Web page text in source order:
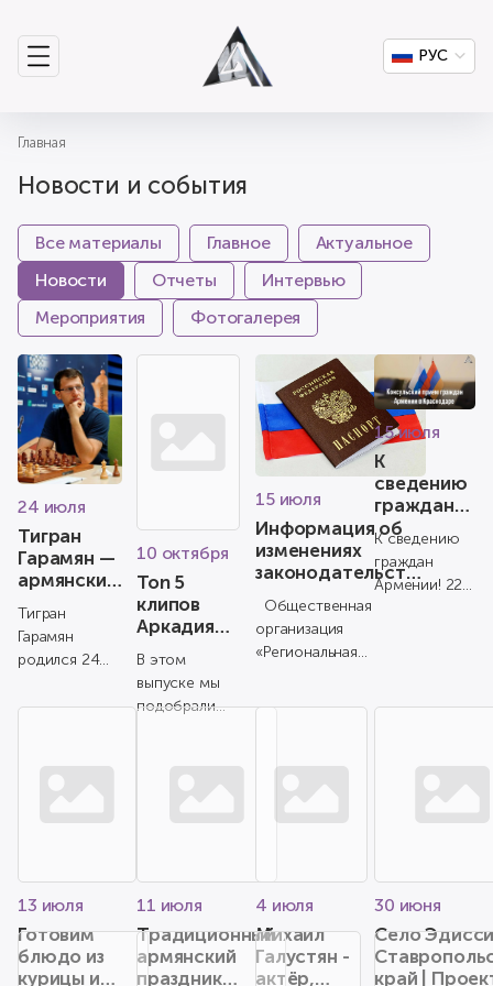
РУС
Главная
Новости и события
Все материалы Главное
Актуальное
Новости
Отчеты
Интервью
Мероприятия
Фотогалерея
24 июля
Тигран
Гарамян —
армянский
шахматист
Тигран
Гарамян
родился 24
года в
10 октября
Ton 5
клипов
Аркадия
Думикяна
В этом
выпуске мы
подобрали
15 июля
Информация об
изменениях
законодательства
о гражданстве
Российской
Федерации
Общественная
организация
«Региональная
15 июля
К
сведению
граждан
Армении!
К сведению
граждан
Армении! 22
13 июля
Готовим
блюдо из
курицы и
11 июля
Традиционный
армянский
праздник
4 июля
Михаил
Галустян -
актёр,
30 июня
Село
край |